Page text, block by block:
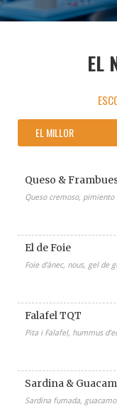
EL
EL MILLOR
Queso &
Queso cremoso,
El de Foie
Foie d'ànec, nous, gel de
Falafel TQT
Pita i Falafel, hummus
Sardina &
Sardina fumada,